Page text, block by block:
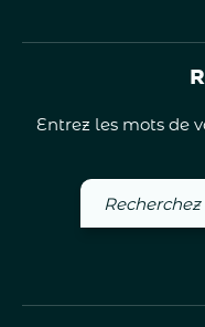
Entrez les mots de
Recherchez
sur